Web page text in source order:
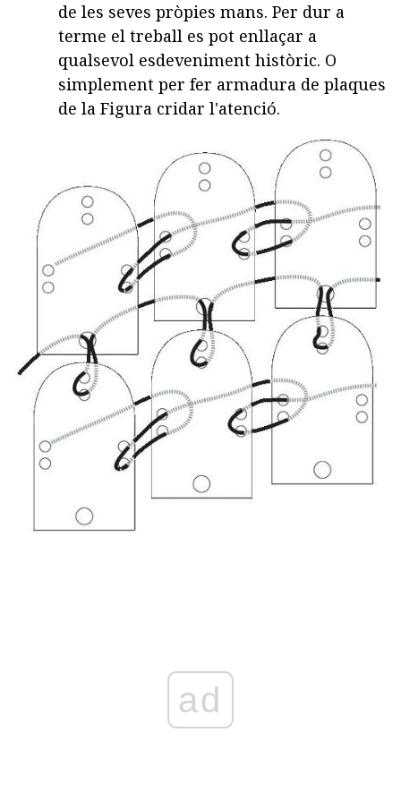
de les seves pròpies mans. Per dur a
terme el treball es pot enllaçar a
qualsevol esdeveniment històric. O
simplement per fer armadura de plaques
de la Figura cridar l'atenció.
ad